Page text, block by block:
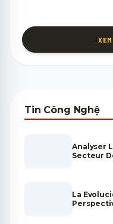
đảm bảo ảnh chụp từ xa
Pin & Kết Nối
tối ưu năng lượng xuất
mang đến sự linh hoạt
vấn về tình trạng pin,
Tin Công Nghệ
Analyser
Secteur
La